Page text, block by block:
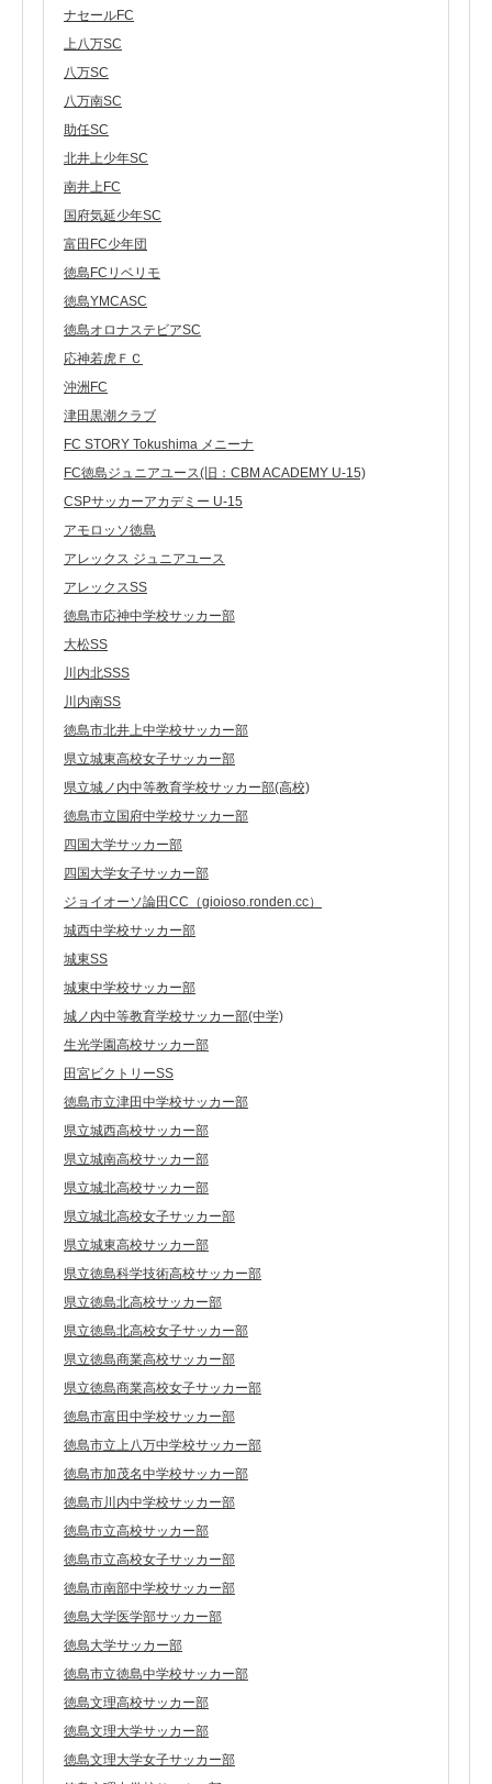
ナセールFC
上八万SC
八万SC
八万南SC
助任SC
北井上少年SC
南井上FC
国府気延少年SC
富田FC少年団
徳島FCリベリモ
徳島YMCASC
徳島オロナステビアSC
応神若虎ＦＣ
沖洲FC
津田黒潮クラブ
FC STORY Tokushima メニーナ
FC徳島ジュニアユース(旧：CBM ACADEMY U-15)
CSPサッカーアカデミー U-15
アモロッソ徳島
アレックス ジュニアユース
アレックスSS
徳島市応神中学校サッカー部
大松SS
川内北SSS
川内南SS
徳島市北井上中学校サッカー部
県立城東高校女子サッカー部
県立城ノ内中等教育学校サッカー部(高校)
徳島市立国府中学校サッカー部
四国大学サッカー部
四国大学女子サッカー部
ジョイオーソ論田CC（gioioso.ronden.cc）
城西中学校サッカー部
城東SS
城東中学校サッカー部
城ノ内中等教育学校サッカー部(中学)
生光学園高校サッカー部
田宮ビクトリーSS
徳島市立津田中学校サッカー部
県立城西高校サッカー部
県立城南高校サッカー部
県立城北高校サッカー部
県立城北高校女子サッカー部
県立城東高校サッカー部
県立徳島科学技術高校サッカー部
県立徳島北高校サッカー部
県立徳島北高校女子サッカー部
県立徳島商業高校サッカー部
県立徳島商業高校女子サッカー部
徳島市富田中学校サッカー部
徳島市立上八万中学校サッカー部
徳島市加茂名中学校サッカー部
徳島市川内中学校サッカー部
徳島市立高校サッカー部
徳島市立高校女子サッカー部
徳島市南部中学校サッカー部
徳島大学医学部サッカー部
徳島大学サッカー部
徳島市立徳島中学校サッカー部
徳島文理高校サッカー部
徳島文理大学サッカー部
徳島文理大学女子サッカー部